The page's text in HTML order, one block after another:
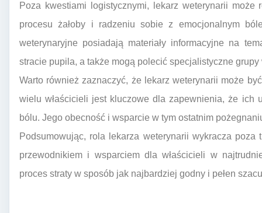
Poza kwestiami logistycznymi, lekarz weterynarii może
procesu żałoby i radzeniu sobie z emocjonalnym
weterynaryjne posiadają materiały informacyjne na
stracie pupila, a także mogą polecić specjalistyczne
Warto również zaznaczyć, że lekarz weterynarii może
wielu właścicieli jest kluczowe dla zapewnienia, że ich
bólu. Jego obecność i wsparcie w tym ostatnim
Podsumowując, rola lekarza weterynarii wykracza
przewodnikiem i wsparciem dla właścicieli w
proces straty w sposób jak najbardziej godny i pełen